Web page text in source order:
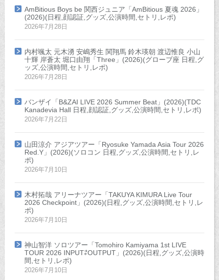
AmBitious Boys be 関西ジュニア「AmBitious 夏魂 2026」
(2026)(日程,顔認証,グッズ,公演時間,セトリ,レポ)
2026年7月28日
内村颯太 元木湧 安嶋秀生 関翔馬 鈴木瑛朝 渡辺惟良 小山
十輝 岸蒼太 堀口由翔「Three」(2026)(グローブ座 日程,グ
ッズ,公演時間,セトリ,レポ)
2026年7月28日
バンザイ「B&ZAI LIVE 2026 Summer Beat」(2026)(TDC
Kanadevia Hall 日程,顔認証,グッズ,公演時間,セトリ,レポ)
2026年7月22日
山田涼介 アジアツアー「Ryosuke Yamada Asia Tour 2026
Red.Y」(2026)(ソロコン 日程,グッズ,公演時間,セトリ,レ
ポ)
2026年7月10日
木村拓哉 アリーナツアー「TAKUYA KIMURA Live Tour
2026 Checkpoint」(2026)(日程,グッズ,公演時間,セトリ,レ
ポ)
2026年7月10日
神山智洋 ソロツアー「Tomohiro Kamiyama 1st LIVE
TOUR 2026 INPUT⇄OUTPUT」(2026)(日程,グッズ,公演時
間,セトリ,レポ)
2026年7月10日